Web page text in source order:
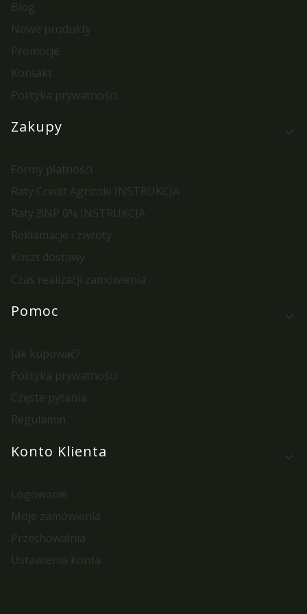
Blog
Nowe produkty
Promocje
Kontakt
Polityka prywatności
Zakupy
Formy płatności
Raty Credit Agricole INSTRUKCJA
Raty BNP 0% INSTRUKCJA
Reklamacje i zwroty
Koszt dostawy
Czas realizacji zamówienia
Pomoc
Jak kupować?
Polityka prywatności
Częste pytania
Regulamin
Konto Klienta
Logowanie
Moje zamówienia
Przechowalnia
Ustawienia konta